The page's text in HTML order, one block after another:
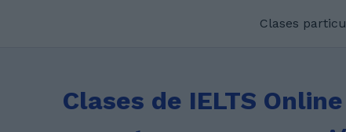
Clases
Clases de IELTS